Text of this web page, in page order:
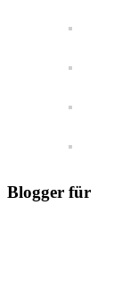
Blogger für